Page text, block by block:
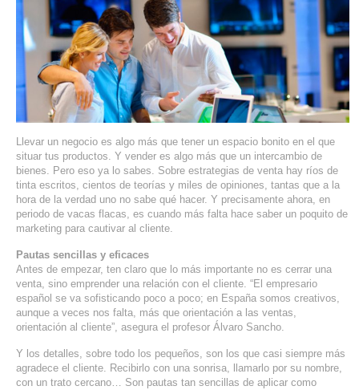
SERVIDORES VPS WINDOWS
SERVIDORES DEDICADOS
AGENCIA DIGITAL
PAGINAS WEB PARA NEGOCIOS
PAGINA WEB CON MANEJADOR DE CONTENIDOS
PAGINA WEB CON CATÁLOGO DE PRODUCTOS
PAGINAS WEB A MEDIDA
APPS PARA NEGOCIOS
SISTEMAS PARA NEGOCIOS Y EMPRESAS
EMAIL MARKETING
Llevar un negocio es algo más que tener un espacio bonito en el que
situar tus productos. Y vender es algo más que un intercambio de
bienes. Pero eso ya lo sabes. Sobre estrategias de venta hay ríos de
tinta escritos, cientos de teorías y miles de opiniones, tantas que a la
hora de la verdad uno no sabe qué hacer. Y precisamente ahora, en
periodo de vacas flacas, es cuando más falta hace saber un poquito de
marketing para cautivar al cliente.
Pautas sencillas y eficaces
Antes de empezar, ten claro que lo más importante no es cerrar una
venta, sino emprender una relación con el cliente. “El empresario
español se va sofisticando poco a poco; en España somos creativos,
aunque a veces nos falta, más que orientación a las ventas,
orientación al cliente”, asegura el profesor Álvaro Sancho.
Y los detalles, sobre todo los pequeños, son los que casi siempre más
agradece el cliente. Recibirlo con una sonrisa, llamarlo por su nombre,
con un trato cercano… Son pautas tan sencillas de aplicar como